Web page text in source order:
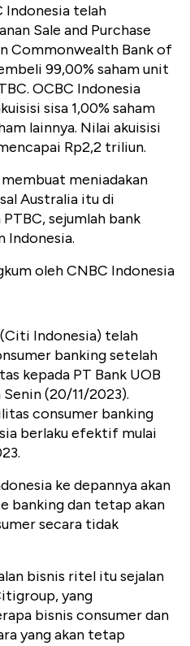
Indonesia telah
Sale and Purchase
Commonwealth Bank of
99,00% saham unit
OCBC Indonesia
sisa 1,00% saham
lainnya. Nilai akuisisi
Rp2,2 triliun.
meniadakan
Australia itu di
sejumlah bank
Indonesia.
oleh CNBC Indonesia
Indonesia) telah
banking setelah
kepada PT Bank UOB
(20/11/2023).
consumer banking
berlaku efektif mulai
ke depannya akan
banking dan tetap akan
secara tidak
bisnis ritel itu sejalan
yang
bisnis consumer dan
yang akan tetap